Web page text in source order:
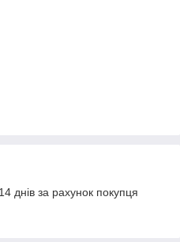
днів за рахунок покупця